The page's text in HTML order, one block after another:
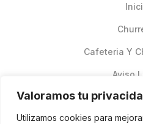
Valoramos tu
Utilizamos cookies para
Cafeteria Y
Aviso